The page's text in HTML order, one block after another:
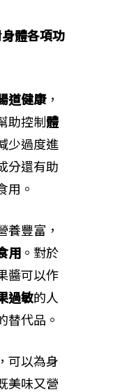
身體各項功
道健康，
助控制體
少過度進
分還有助
用。
養豐富，
用 。對於
醬可以作
過敏的人
替代品。
可以為身
美味又營